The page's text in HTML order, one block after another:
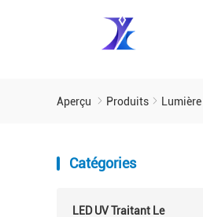
Aperçu Produits
Catégories
LED UV Traitant Le